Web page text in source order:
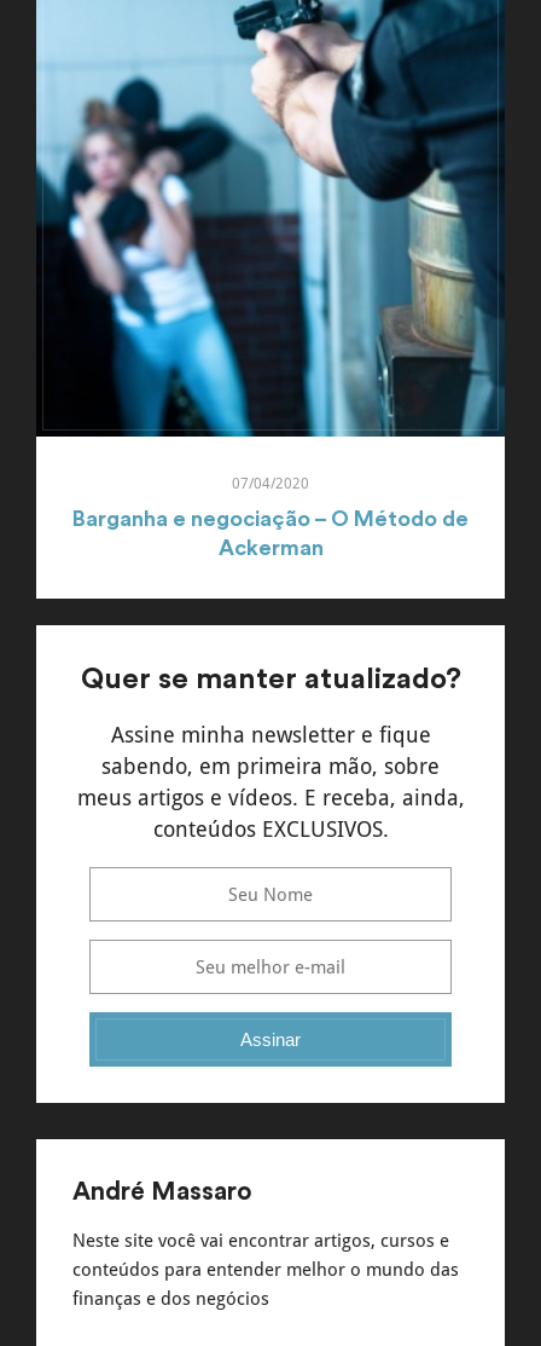
07/04/2020
Barganha e negociação – O Método de
Ackerman
Quer se manter atualizado?
Assine minha newsletter e fique
sabendo, em primeira mão, sobre
meus artigos e vídeos. E receba, ainda,
conteúdos EXCLUSIVOS.
Assinar
André Massaro
Neste site você vai encontrar artigos, cursos e
conteúdos para entender melhor o mundo das
finanças e dos negócios